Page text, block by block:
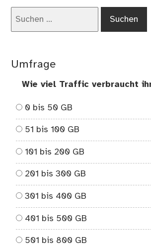
Umfrage
Wie viel Traffic verbraucht
0 bis 50 GB
51 bis 100 GB
101 bis 200 GB
201 bis 300 GB
301 bis 400 GB
401 bis 500 GB
501 bis 800 GB